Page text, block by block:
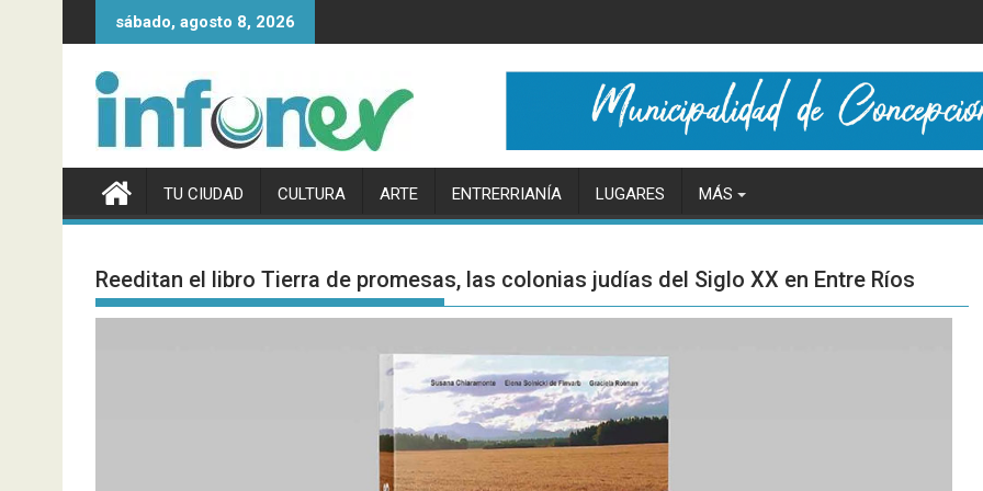
al
sábado, agosto 8, 2026
TU CIUDAD CULTURA ARTE ENTRERRIANÍA LUGARES MÁS
Reeditan el libro Tierra de promesas, las colonias judías del Siglo XX en Entre Ríos